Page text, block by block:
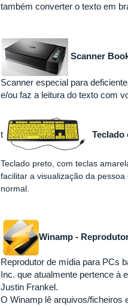
também converter o texto em
Scanner
Scanner especial para
e/ou faz a leitura do texto com
t Teclado
Teclado preto, com teclas
facilitar a visualização da pessoa
normal.
Winamp -
Reprodutor de mídia para PCs
Inc. que atualmente pertence à
Justin Frankel.
O Winamp lê arquivos/ficheiros